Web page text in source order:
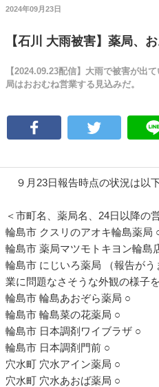
2024年09月23日
【石川 大雨被害】薬局、
【2024.09.23配信】大雨で被害が出
局はおおむね営業する見込みだ。
９月23日報告時点の状況は以下
＜市町名、薬局名、24日以降の
輪島市 クスリのアオキ輪島薬局
輪島市 薬局マツモトキヨン輪島
輪島市 にじいろ薬局 （報告が
業に問題なさそうな外観の様子を
輪島市 輪島あおぞら薬局 ○
輪島市 輪島菜の花薬局 ○
輪島市 日本調剤ワイブラザ ○
輪島市 日本調剤門前 ○
穴水町 穴水アイン薬局 ○
穴水町 穴水あおば薬局 ○